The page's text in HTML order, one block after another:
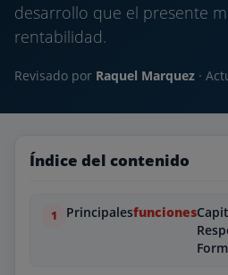
desarrollo que el presente
rentabilidad.
Revisado por Raquel Marquez ·
Índice del contenido
Principalesfunciones